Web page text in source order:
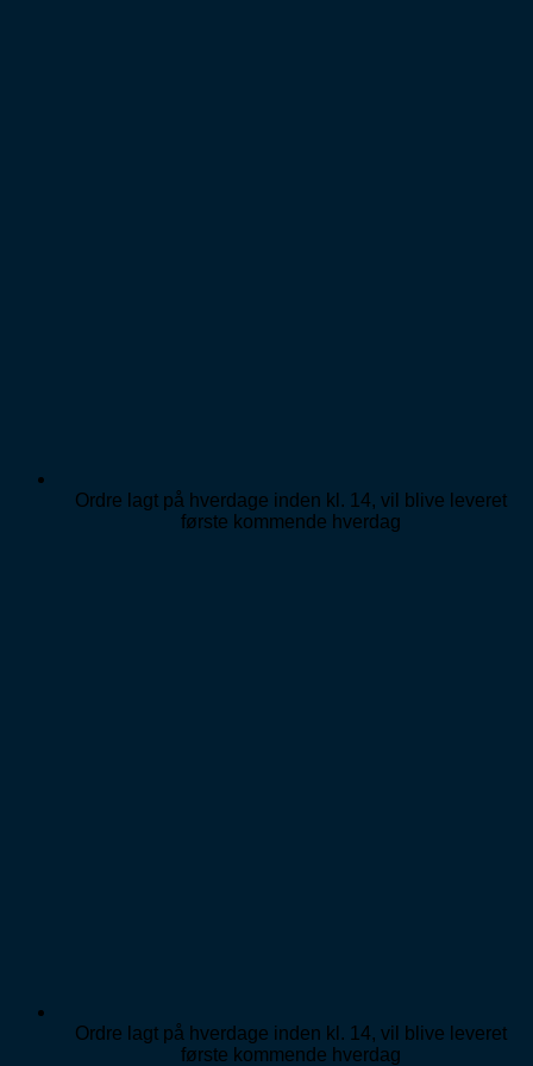
Ordre lagt på hverdage inden kl. 14, vil blive leveret
første kommende hverdag
Ordre lagt på hverdage inden kl. 14, vil blive leveret
første kommende hverdag